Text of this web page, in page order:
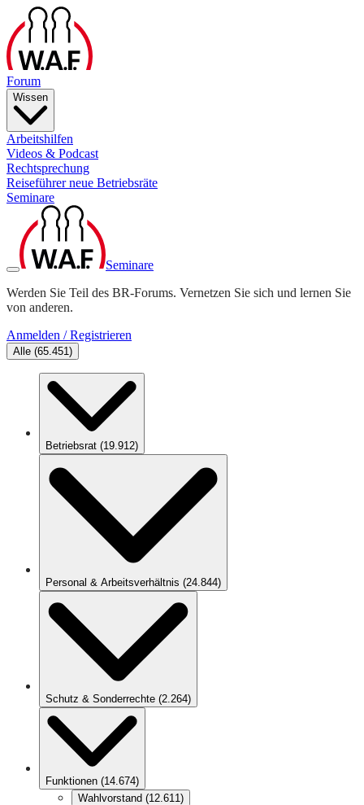
Forum
Wissen
Arbeitshilfen
Videos & Podcast
Rechtsprechung
Reiseführer neue Betriebsräte
Seminare
Seminare
Werden Sie Teil des BR-Forums. Vernetzen Sie sich und lernen Sie
von anderen.
Anmelden / Registrieren
Alle (65.451)
Betriebsrat (19.912)
Personal & Arbeitsverhältnis (24.844)
Schutz & Sonderrechte (2.264)
Funktionen (14.674)
Wahlvorstand (12.611)